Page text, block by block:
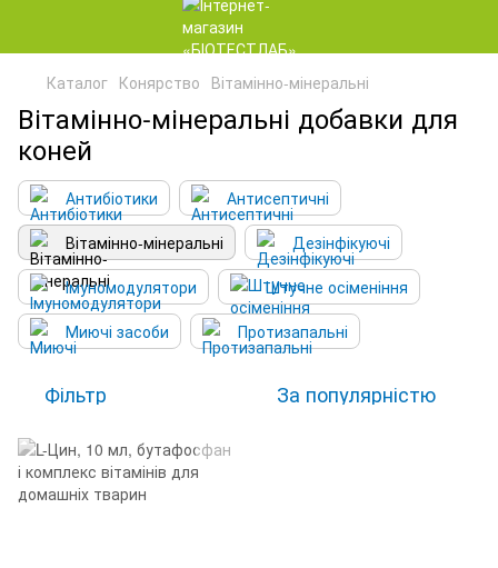
Каталог Конярство Вітамінно-мінеральні
Вітамінно-мінеральні добавки для
коней
Антибіотики
Антисептичні
Вітамінно-мінеральні
Дезінфікуючі
Імуномодулятори
Штучне осіменіння
Миючі засоби
Протизапальні
Фільтр За популярністю